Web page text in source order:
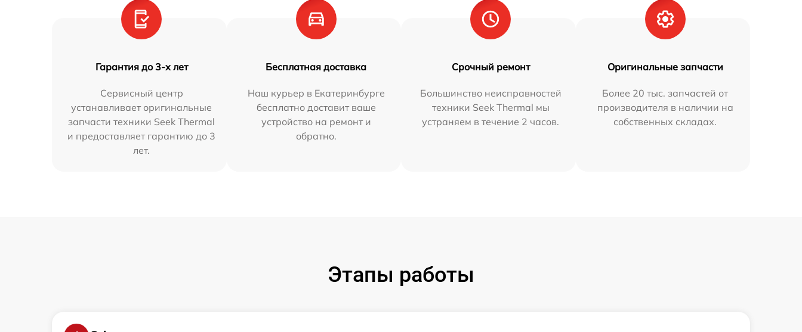
Гарантия до 3-х лет
Сервисный центр
устанавливает оригинальные
запчасти техники Seek Thermal
и предоставляет гарантию до 3
лет.
Бесплатная доставка
Наш курьер в Екатеринбурге
бесплатно доставит ваше
устройство на ремонт и
обратно.
Срочный ремонт
Большинство неисправностей
техники Seek Thermal мы
устраняем в течение 2 часов.
Оригинальные запчасти
Более 20 тыс. запчастей от
производителя в наличии на
собственных складах.
Этапы работы